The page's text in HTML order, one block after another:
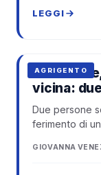
LEGGI
AGRIGENTO
San
vicina:
Due persone
ferimento di
GIOVANNA